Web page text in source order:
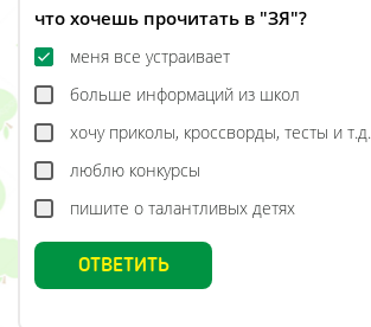
что хочешь прочитать в "ЗЯ"?
меня все устраивает
больше информаций из школ
хочу приколы, кроссворды, тесты и т.д.
люблю конкурсы
пишите о талантливых детях
ОТВЕТИТЬ